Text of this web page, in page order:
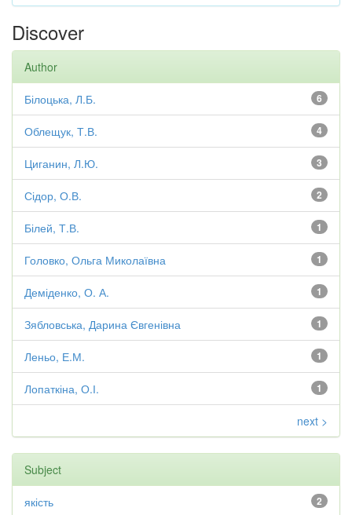
Discover
Author
6
Білоцька, Л.Б.
4
Облещук, Т.В.
3
Циганин, Л.Ю.
2
Сідор, О.В.
1
Білей, Т.В.
1
Головко, Ольга Миколаївна
1
Деміденко, О. А.
1
Зябловська, Дарина Євгенівна
1
Леньо, Е.М.
1
Лопаткіна, О.І.
next >
Subject
2
якість